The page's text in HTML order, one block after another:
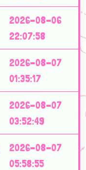
2026-08-06
22:07:58
2026-08-07
01:35:17
2026-08-07
03:52:49
2026-08-07
05:58:55